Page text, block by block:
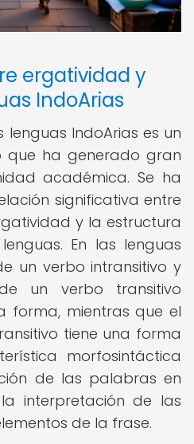
ergatividad y
IndoArias
IndoArias es un
que ha generado gran
académica. Se ha
significativa entre
y la estructura
En las lenguas
un verbo intransitivo y
un verbo transitivo
forma, mientras que el
tiene una forma
morfosintáctica
de las palabras en
interpretación de las
de la frase.